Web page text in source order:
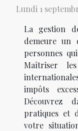
Lundi 1
La gestion
demeure un
personnes
Maîtriser
impôts
Découvrez
pratiques et
votre